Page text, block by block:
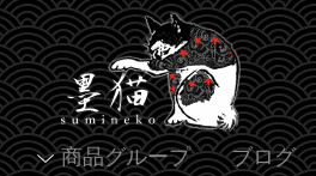
商品グループ ブログ